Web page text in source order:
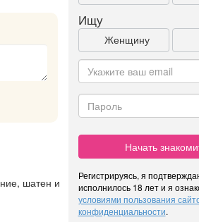
шатен и
Ищу
Женщину
Начать
Регистрируясь, я
исполнилось 18 лет и я
условиями пользования
конфиденциальности.